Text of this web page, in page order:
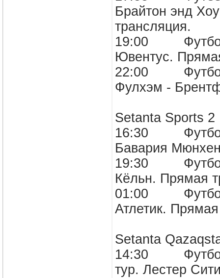
Брайтон энд
19:00 Футбол.
Ювентус.
22:00 Футбол.
Фулхэм -
Setanta
16:30 Футбол.
Бавария
19:30 Футбол.
Кёльн.
01:00 Футбол.
Атлетик.
Setanta
14:30 Футбол.
тур. Лестер